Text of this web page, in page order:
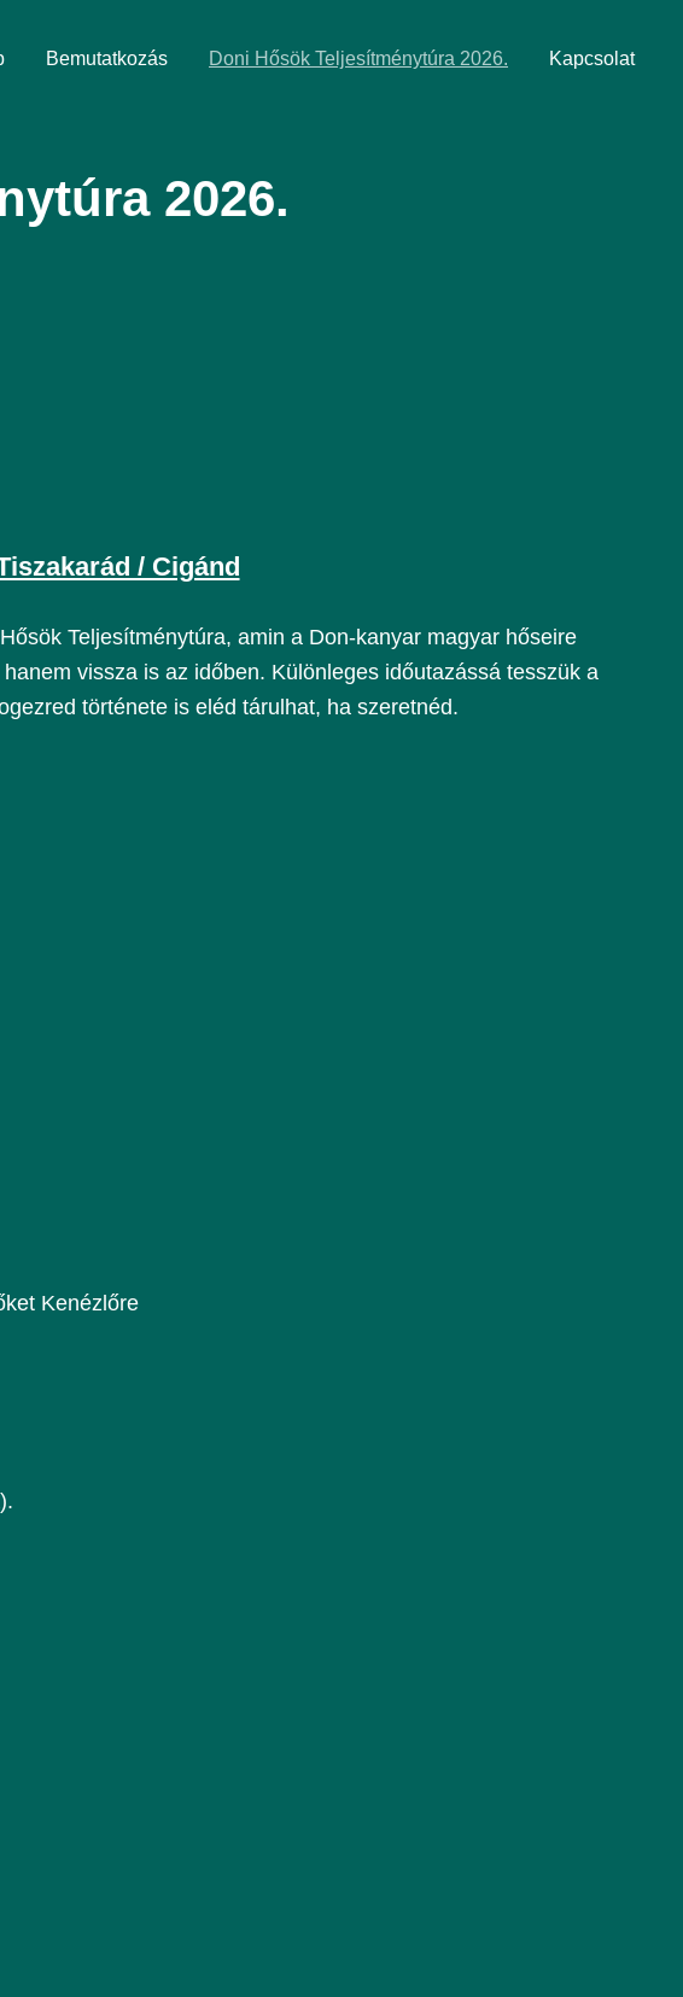
Bemutatkozás Doni Hősök Teljesítménytúra 2026. Kapcsolat
2026.
/ Cigánd
Teljesítménytúra, amin a Don-kanyar magyar hőseire
vissza is az időben. Különleges időutazássá tesszük a
története is eléd tárulhat, ha szeretnéd.
Kenézlőre